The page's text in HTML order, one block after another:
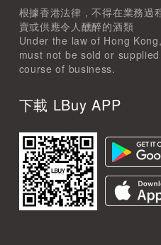
根據香港法律，不得在業務過
賣或供應令人醺醉的酒類
Under the law of Hong
must not be sold or
course of business.
下載 LBuy APP